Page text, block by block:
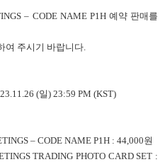
– CODE NAME P1H 예약 판매를
여 주시기 바랍니다.
(일) 23:59 PM (KST)
– CODE NAME P1H : 44,000원
TRADING PHOTO CARD SET :